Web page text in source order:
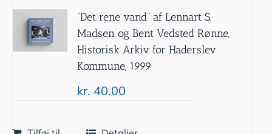
”Det rene vand” af Lennart S.
Madsen og Bent Vedsted Rønne,
Historisk Arkiv for Haderslev
Kommune, 1999
kr. 40.00